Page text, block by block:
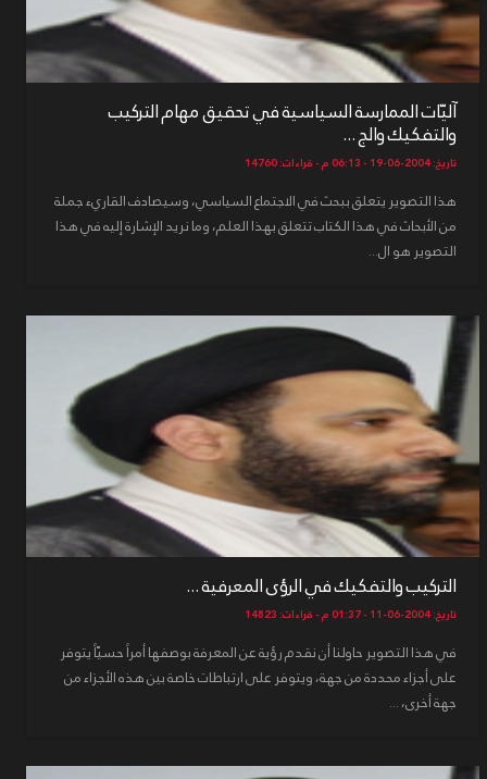
آليّات الممارسة السياسية في تحقيق مهام التركيب
والتفكيك والج ...
تاريخ: 2004-06-19 - 06:13 م - قراءات: 14760
هذا التصوير يتعلق ببحث في الاجتماع السياسي، وسيصادف القاريء جملة
من الأبحاث في هذا الكتاب تتعلق بهذا العلم، وما نريد الإشارة إليه في هذا
التصوير هو ال...
التركيب والتفكيك في الرؤى المعرفية ...
تاريخ: 2004-06-11 - 01:37 م - قراءات: 14823
في هذا التصوير حاولنا أن نقدم رؤية عن المعرفة بوصفها أمراً حسيّاً يتوفر
على أجزاء محددة من جهة، ويتوفر على ارتباطات خاصة بين هذه الأجزاء من
جهة أخرى، ...